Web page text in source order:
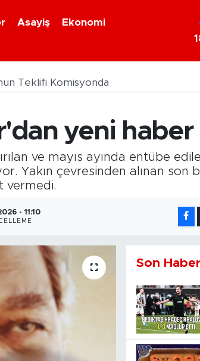
Asayiş
Ekonomi
yeni haber
ve mayıs ayında entübe
Yakın çevresinden alınan son
vermedi.
- 11:10
Son